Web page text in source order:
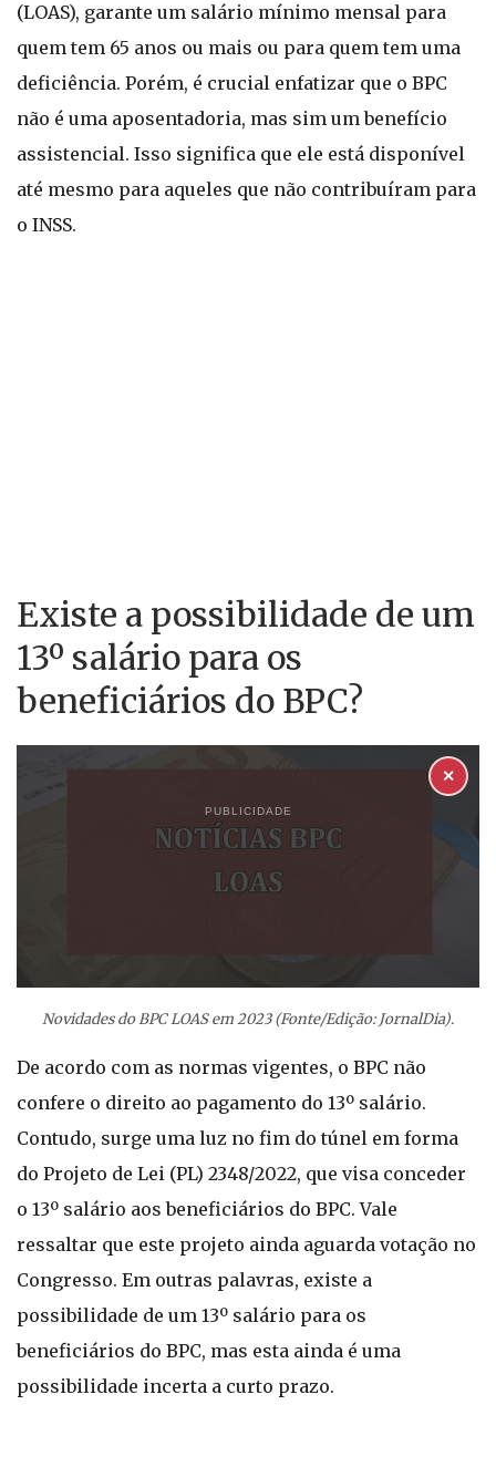
(LOAS), garante um salário mínimo mensal para
quem tem 65 anos ou mais ou para quem tem uma
deficiência. Porém, é crucial enfatizar que o BPC
não é uma aposentadoria, mas sim um benefício
assistencial. Isso significa que ele está disponível
até mesmo para aqueles que não contribuíram para
o INSS.
Existe a possibilidade de um
13º salário para os
beneficiários do BPC?
PUBLICIDADE
✕
Novidades do BPC LOAS em 2023 (Fonte/Edição: JornalDia).
De acordo com as normas vigentes, o BPC não
confere o direito ao pagamento do 13º salário.
Contudo, surge uma luz no fim do túnel em forma
do Projeto de Lei (PL) 2348/2022, que visa conceder
o 13º salário aos beneficiários do BPC. Vale
ressaltar que este projeto ainda aguarda votação no
Congresso. Em outras palavras, existe a
possibilidade de um 13º salário para os
beneficiários do BPC, mas esta ainda é uma
possibilidade incerta a curto prazo.